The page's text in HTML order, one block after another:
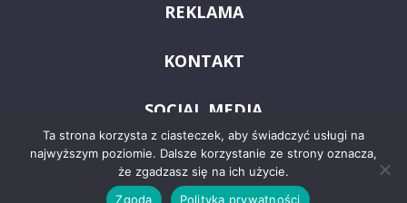
REKLAMA
KONTAKT
SOCIAL MEDIA
Ta strona korzysta z ciasteczek, aby świadczyć usługi na
najwyższym poziomie. Dalsze korzystanie ze strony oznacza,
że zgadzasz się na ich użycie.
Zgoda
Polityka prywatności